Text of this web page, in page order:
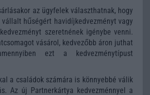
az ügyfelek választhatnak, hogy
hűségért havidíjkedvezményt vagy
szeretnének igénybe venni.
vásárol, kedvezőbb áron juthat
ezt a kedvezménytípust
a családok számára is könnyebbé válik
Az új Partnerkártya kedvezménnyel a